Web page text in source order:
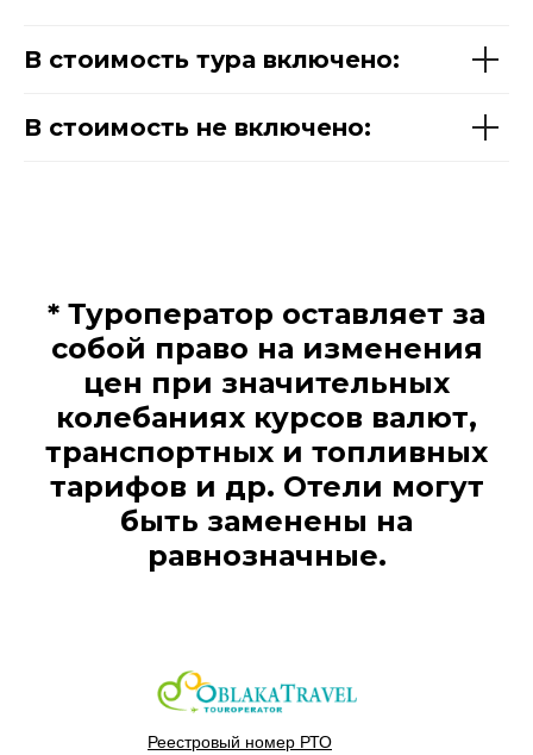
В стоимость тура включено:
В стоимость не включено:
* Туроператор оставляет за
собой право на изменения
цен при значительных
колебаниях курсов валют,
транспортных и топливных
тарифов и др. Отели могут
быть заменены на
равнозначные.
Реестровый номер РТО